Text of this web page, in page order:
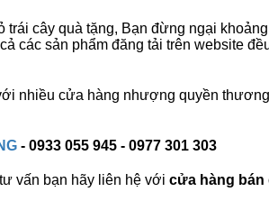
trái cây quà tặng, Bạn đừng ngại
các sản phẩm đăng tải trên website
nhiều cửa hàng nhượng quyền
- 0933 055 945 - 0977 301 303
vấn bạn hãy liên hệ với cửa hàng bán